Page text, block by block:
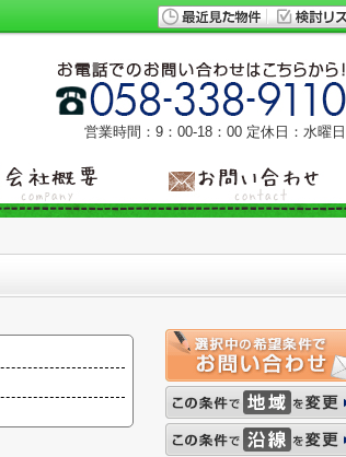
営業時間：9：00‐18：00 定休日：水曜日